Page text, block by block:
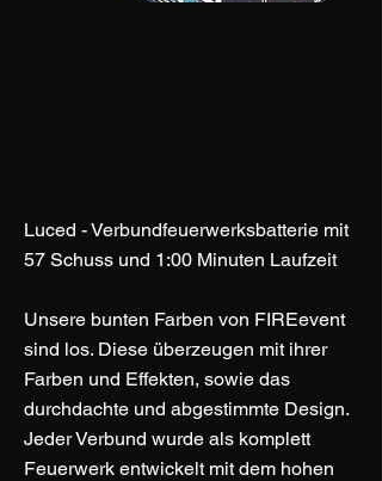
Luced - Verbundfeuerwerksbatterie mit
57 Schuss und 1:00 Minuten Laufzeit
Unsere bunten Farben von FIREevent
sind los. Diese überzeugen mit ihrer
Farben und Effekten, sowie das
durchdachte und abgestimmte Design.
Jeder Verbund wurde als komplett
Feuerwerk entwickelt mit dem hohen